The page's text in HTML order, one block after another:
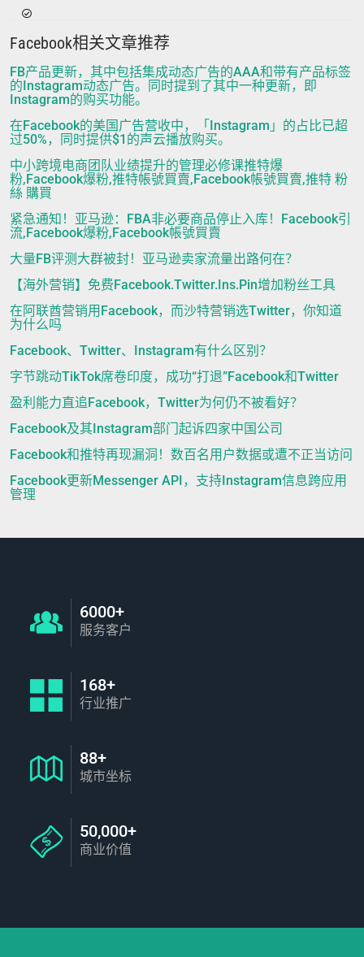
Facebook相关文章推荐
FB产品更新，其中包括集成动态广告的AAA和带有产品标签
的Instagram动态广告。同时提到了其中一种更新，即
Instagram的购买功能。
在Facebook的美国广告营收中，「Instagram」的占比已超
过50%，同时提供$1的声云播放购买。
中小跨境电商团队业绩提升的管理必修课推特爆
粉,Facebook爆粉,推特帳號買賣,Facebook帳號買賣,推特 粉
絲 購買
紧急通知！亚马逊：FBA非必要商品停止入库！Facebook引
流,Facebook爆粉,Facebook帳號買賣
大量FB评测大群被封！亚马逊卖家流量出路何在？
【海外营销】免费Facebook.Twitter.Ins.Pin增加粉丝工具
在阿联酋营销用Facebook，而沙特营销选Twitter，你知道
为什么吗
Facebook、Twitter、Instagram有什么区别？
字节跳动TikTok席卷印度，成功“打退”Facebook和Twitter
盈利能力直追Facebook，Twitter为何仍不被看好？
Facebook及其Instagram部门起诉四家中国公司
Facebook和推特再现漏洞！数百名用户数据或遭不正当访问
Facebook更新Messenger API，支持Instagram信息跨应用
管理
6000+
服务客户
168+
行业推广
88+
城市坐标
50,000+
商业价值